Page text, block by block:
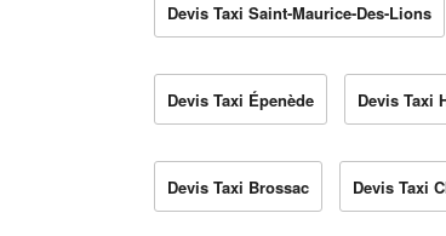
Devis Taxi Saint-Maurice-Des-Lions
Devis Taxi Épenède Devis Taxi
Devis Taxi Brossac Devis Taxi